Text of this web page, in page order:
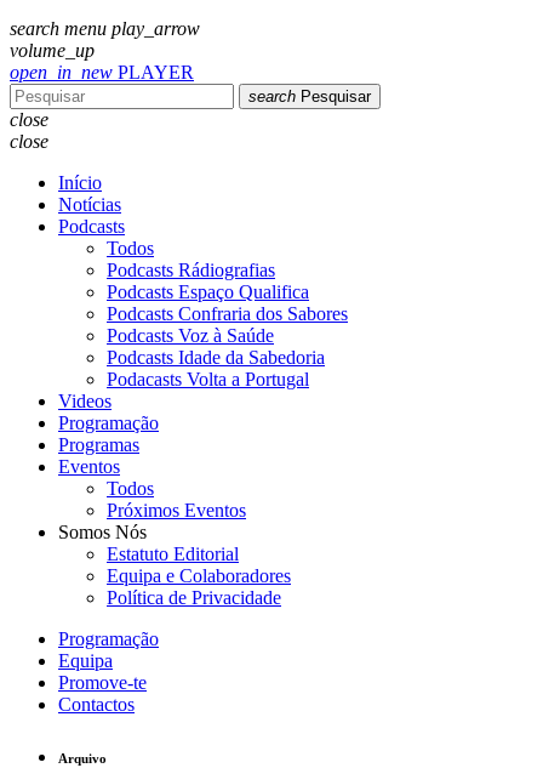
search menu play_arrow
volume_up
open_in_new PLAYER
search Pesquisar
close
close
Início
Notícias
Podcasts
Todos
Podcasts Rádiografias
Podcasts Espaço Qualifica
Podcasts Confraria dos Sabores
Podcasts Voz à Saúde
Podcasts Idade da Sabedoria
Podacasts Volta a Portugal
Videos
Programação
Programas
Eventos
Todos
Próximos Eventos
Somos Nós
Estatuto Editorial
Equipa e Colaboradores
Política de Privacidade
Programação
Equipa
Promove-te
Contactos
Arquivo